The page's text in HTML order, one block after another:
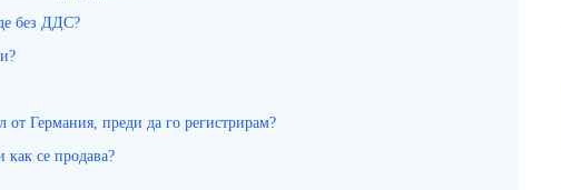
без ДДС?
Германия, преди да го регистрирам?
как се продава?